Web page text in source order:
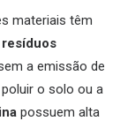
materiais têm
resíduos
a emissão de
o solo ou a
possuem alta